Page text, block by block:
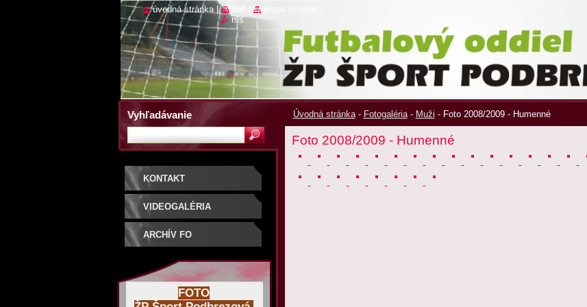
Úvodná stránka - Fotogaléria - Muži - Foto 2008/2009 - Humenné
Foto 2008/2009 - Humenné
KONTAKT
VIDEOGALÉRIA
ARCHÍV FO
FOTO
Vyhľadávanie
úvodná stránka |
rss